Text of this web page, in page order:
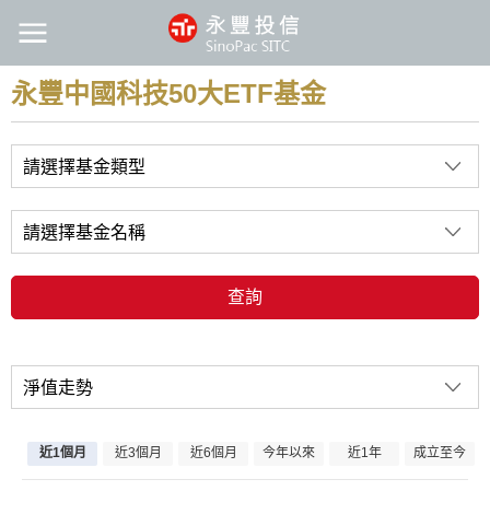
永豐中國科技50大ETF基金
請選擇基金類型
請選擇基金名稱
查詢
淨值走勢
近1個月 近3個月 近6個月 今年以來 近1年 成立至今